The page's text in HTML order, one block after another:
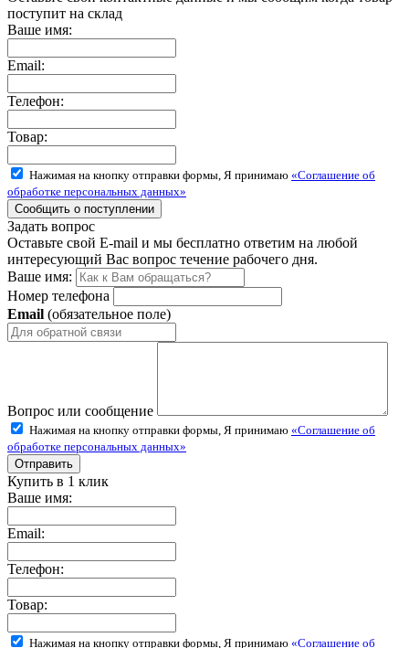
поступит на склад
Ваше имя:
Email:
Телефон:
Товар:
Нажимая на кнопку отправки формы, Я принимаю «Соглашение об
обработке персональных данных»
Задать вопрос
Оставьте свой E-mail и мы бесплатно ответим на любой
интересующий Вас вопрос течение рабочего дня.
Ваше имя:
Номер телефона
Email (обязательное поле)
Вопрос или сообщение
Нажимая на кнопку отправки формы, Я принимаю «Соглашение об
обработке персональных данных»
Купить в 1 клик
Ваше имя:
Email:
Телефон:
Товар:
Нажимая на кнопку отправки формы, Я принимаю «Соглашение об